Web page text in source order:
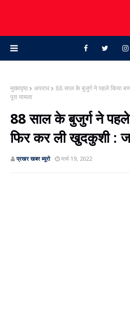
मुख्यपृष्ठ अपराध
88 साल के बुजुर्ग ने पहले किया
पूरा मामला
88 साल के बुजुर्ग ने पहले
फिर कर ली खुदकुशी :
प्रखर खबर ब्‍यूरो मार्च 19, 2022